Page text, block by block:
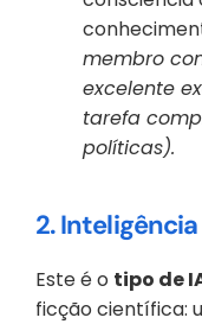
membro
excelente
tarefa
políticas).
2.
Este é o tipo de
ficção científica: